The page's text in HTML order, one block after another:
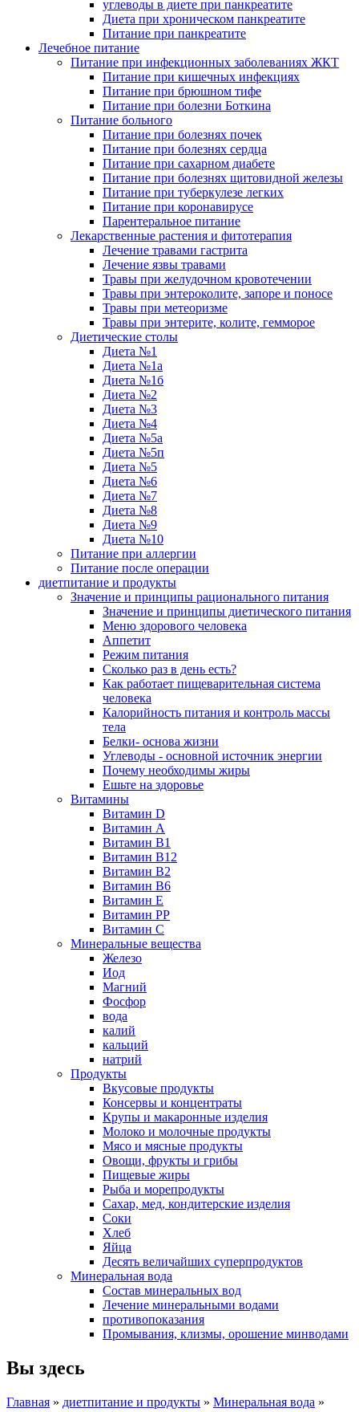
углеводы в диете при панкреатите
Диета при хроническом панкреатите
Питание при панкреатите
Лечебное питание
Питание при инфекционных заболеваниях ЖКТ
Питание при кишечных инфекциях
Питание при брюшном тифе
Питание при болезни Боткина
Питание больного
Питание при болезнях почек
Питание при болезнях сердца
Питание при сахарном диабете
Питание при болезнях щитовидной железы
Питание при туберкулезе легких
Питание при коронавирусе
Парентеральное питание
Лекарственные растения и фитотерапия
Лечение травами гастрита
Лечение язвы травами
Травы при желудочном кровотечении
Травы при энтероколите, запоре и поносе
Травы при метеоризме
Травы при энтерите, колите, гемморое
Диетические столы
Диета №1
Диета №1а
Диета №1б
Диета №2
Диета №3
Диета №4
Диета №5а
Диета №5п
Диета №5
Диета №6
Диета №7
Диета №8
Диета №9
Диета №10
Питание при аллергии
Питание после операции
диетпитание и продукты
Значение и принципы рационального питания
Значение и принципы диетического питания
Меню здорового человека
Аппетит
Режим питания
Сколько раз в день есть?
Как работает пищеварительная система
человека
Калорийность питания и контроль массы
тела
Белки- основа жизни
Углеводы - основной источник энергии
Почему необходимы жиры
Ешьте на здоровье
Витамины
Витамин D
Витамин А
Витамин В1
Витамин В12
Витамин В2
Витамин В6
Витамин Е
Витамин РР
Витамин С
Минеральные вещества
Железо
Иод
Магний
Фосфор
вода
калий
кальций
натрий
Продукты
Вкусовые продукты
Консервы и концентраты
Крупы и макаронные изделия
Молоко и молочные продукты
Мясо и мясные продукты
Овощи, фрукты и грибы
Пищевые жиры
Рыба и морепродукты
Сахар, мед, кондитерские изделия
Соки
Хлеб
Яйца
Десять величайших суперпродуктов
Минеральная вода
Состав минеральных вод
Лечение минеральными водами
противопоказания
Промывания, клизмы, орошение минводами
Вы здесь
Главная » диетпитание и продукты » Минеральная вода »